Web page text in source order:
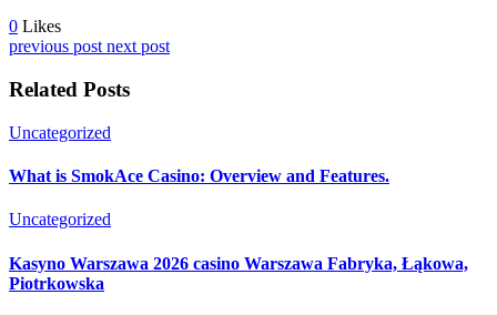
0 Likes
previous post next post
Related Posts
Uncategorized
What is SmokAce Casino: Overview and Features.
Uncategorized
Kasyno Warszawa 2026 casino Warszawa Fabryka, Łąkowa,
Piotrkowska